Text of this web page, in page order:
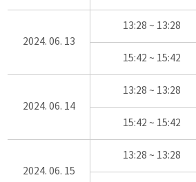
2024. 06. 13
13:28 ~ 13:28
15:42 ~ 15:42
2024. 06. 14
13:28 ~ 13:28
15:42 ~ 15:42
2024. 06. 15
13:28 ~ 13:28